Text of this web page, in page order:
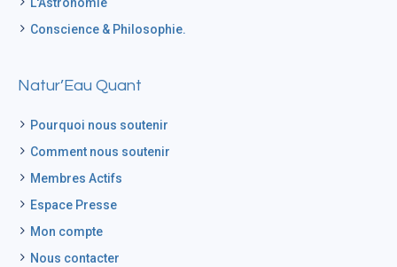
L'Astronomie
Conscience & Philosophie.
Natur’Eau Quant
Pourquoi nous soutenir
Comment nous soutenir
Membres Actifs
Espace Presse
Mon compte
Nous contacter